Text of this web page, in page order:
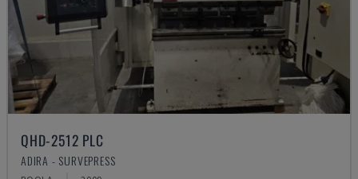
QHD-2512 PLC
ADIRA - SURVEPRESS